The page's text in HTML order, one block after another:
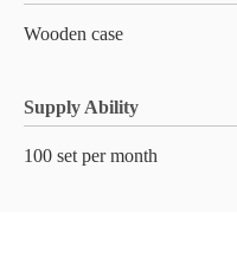
Wooden case
Supply Ability
100 set per month